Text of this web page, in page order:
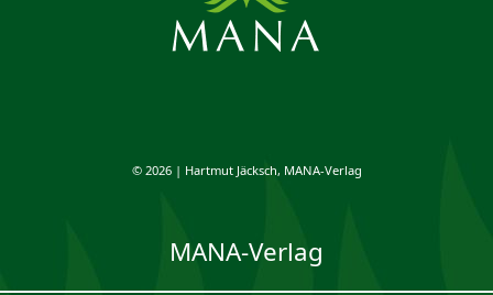
© 2026 | Hartmut Jäcksch, MANA-Verlag
MANA-Verlag